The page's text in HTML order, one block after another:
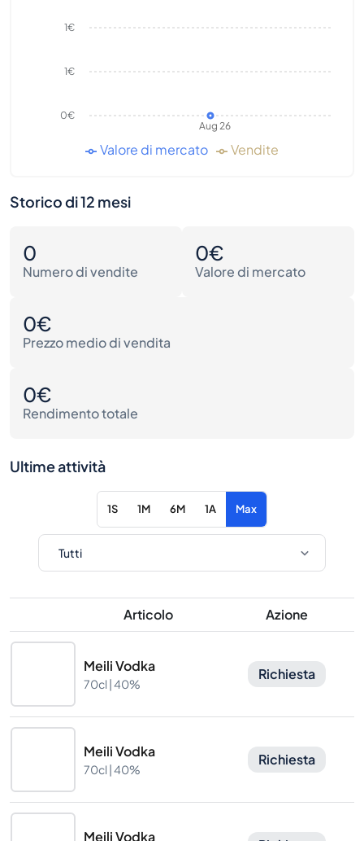
Aug 26
0€
1€
1€
Valore di mercato Vendite
Storico di 12 mesi
0
Numero di vendite
0€
Valore di mercato
0€
Prezzo medio di vendita
0€
Rendimento totale
Ultime attività
1S 1M 6M 1A Max
Articolo Azione
Meili Vodka
70cl |40%
Richiesta
Meili Vodka
70cl |40%
Richiesta
Meili Vodka